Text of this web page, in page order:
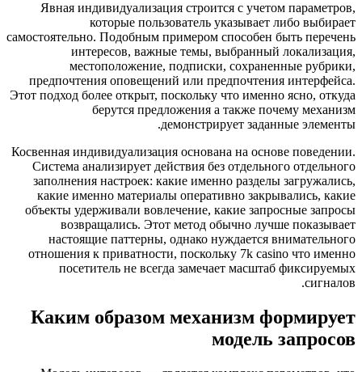
Явная индивидуализация строится с учетом
которые пользователь указывает либо
самостоятельно. Подобным примером способен быть
интересов, важные темы, выбранный
местоположение, подписки, сохраненные
предпочтения оповещений или предпочтения
Этот подход более открыт, поскольку что именно ясно,
берутся предложения а также почему
демонстрирует заданные
Косвенная индивидуализация основана на основе
Система анализирует действия без отдельного
заполнения настроек: какие именно разделы
какие именно материалы оперативно
объекты удерживали вовлечение, какие запросные
возвращались. Этот метод обычно лучше
настоящие паттерны, однако нуждается
отношения к приватности, поскольку 7k casino что
посетитель не всегда замечает масштаб
Каким образом механизм
модель